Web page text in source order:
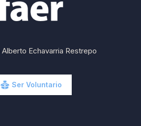
Alberto Echavarria Restrepo
Ser Voluntario